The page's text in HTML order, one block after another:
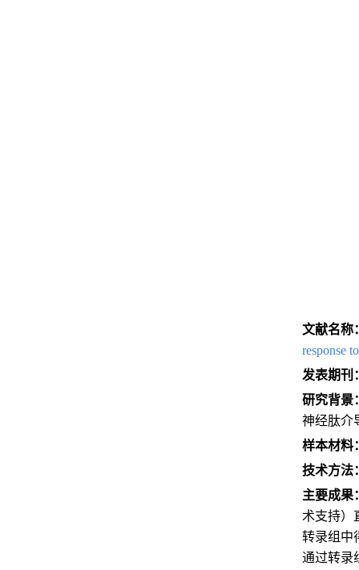
文献名称
response
发表期刊
研究背景
神经肽介
样本材料
技术方法
主要成果
术支持）
转录组中
通过转录